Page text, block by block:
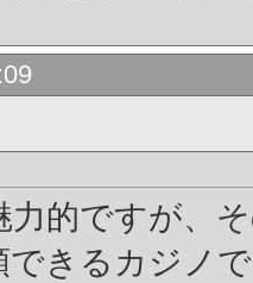
力的ですが、
できるカジノ